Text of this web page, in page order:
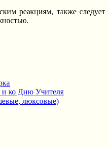
реакциям, также следует
и ко Дню Учителя
люксовые)